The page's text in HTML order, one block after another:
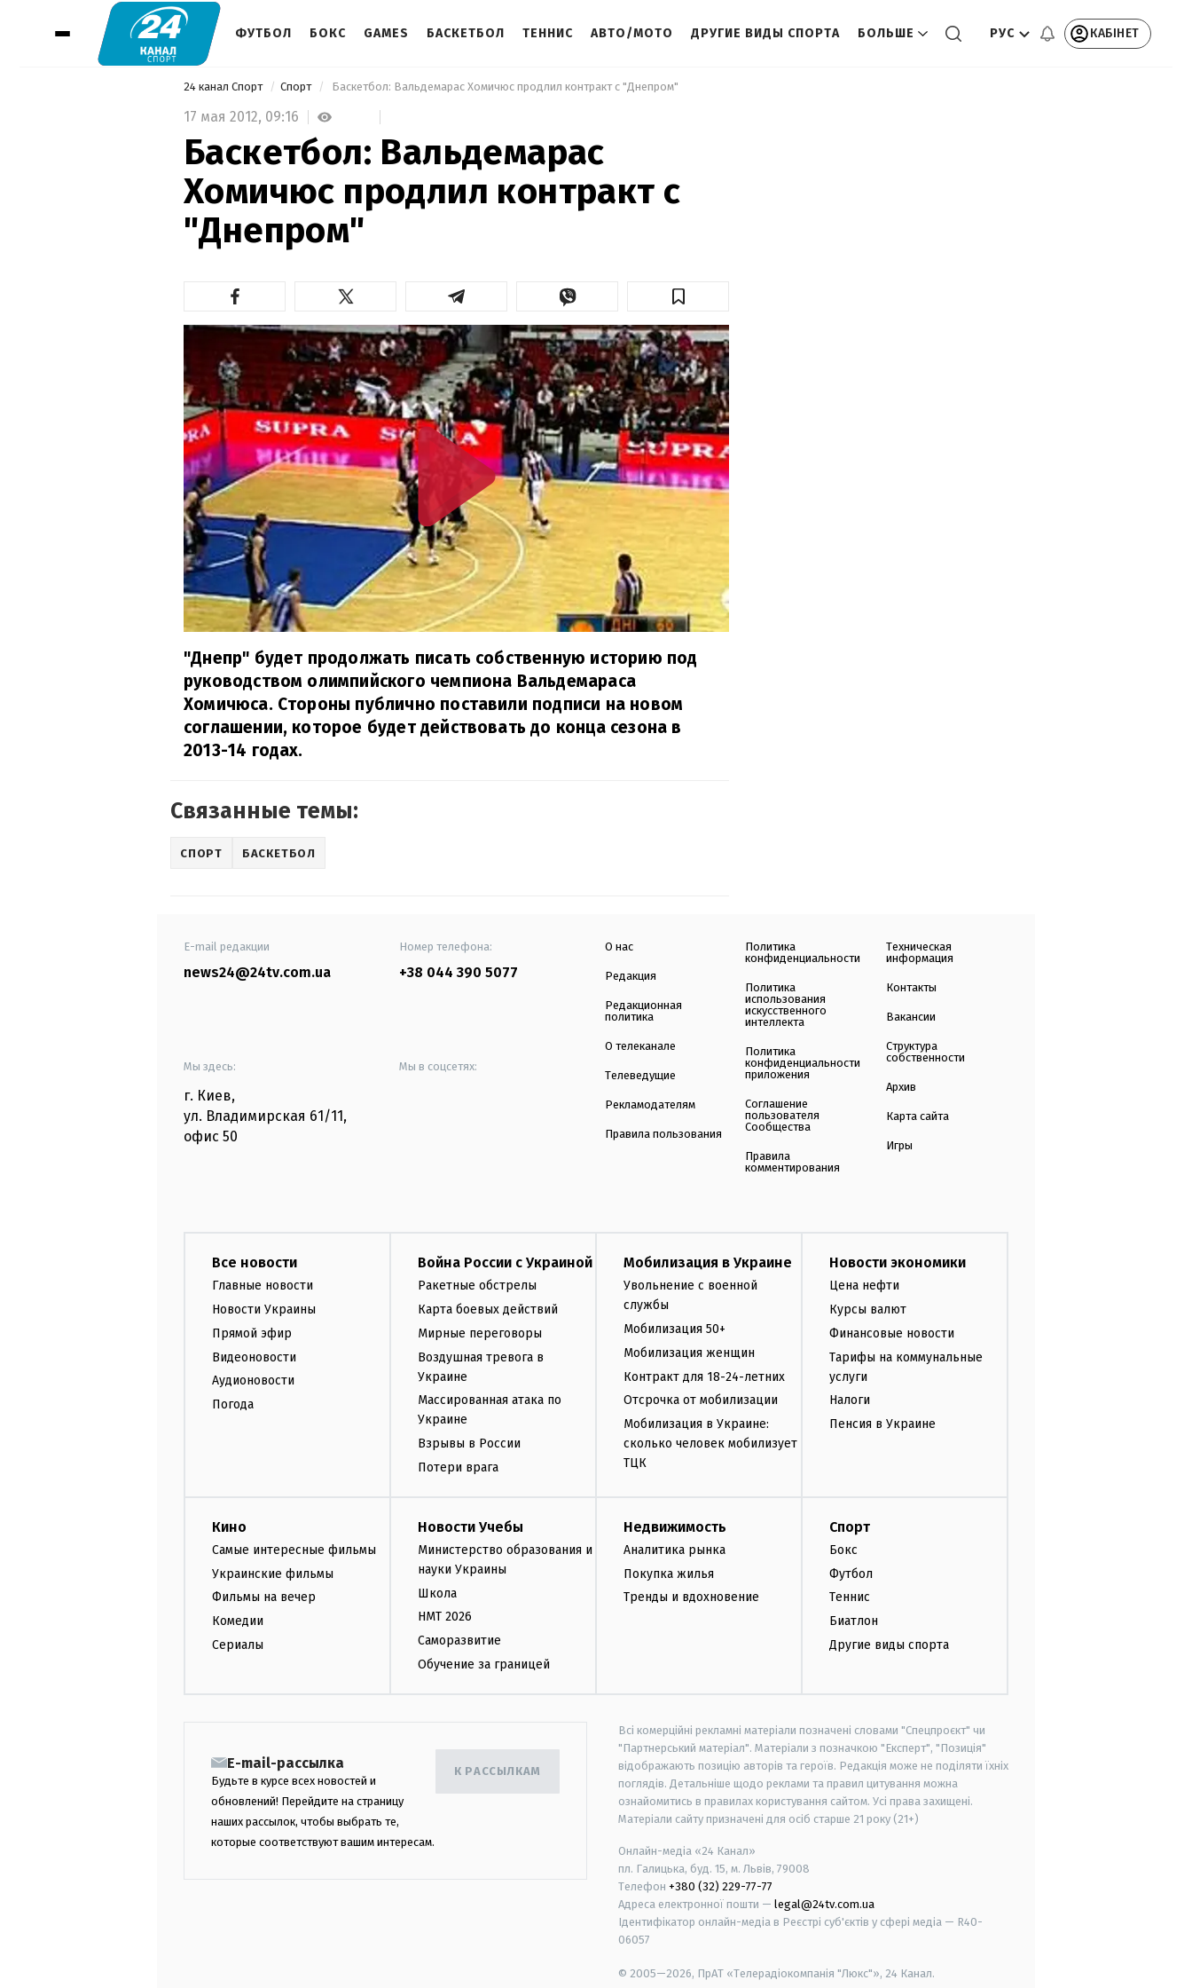
ФУТБОЛ БОКС GAMES БАСКЕТБОЛ ТЕННИС АВТО/МОТО ДРУГИЕ ВИДЫ СПОРТА БОЛЬШЕ РУС КАБІНЕТ
24 канал Спорт Спорт Баскетбол: Вальдемарас Хомичюс продлил контракт с "Днепром"
17 мая 2012, 09:16
Баскетбол: Вальдемарас
Хомичюс продлил контракт с
"Днепром"
"Днепр" будет продолжать писать собственную историю под
руководством олимпийского чемпиона Вальдемараса
Хомичюса. Стороны публично поставили подписи на новом
соглашении, которое будет действовать до конца сезона в
2013-14 годах.
Связанные темы:
СПОРТ БАСКЕТБОЛ
E-mail редакции
news24@24tv.com.ua
Номер телефона:
+38 044 390 5077
Мы здесь:
г. Киев,
ул. Владимирская 61/11,
офис 50
Мы в соцсетях:
О нас
Редакция
Редакционная
политика
О телеканале
Телеведущие
Рекламодателям
Правила пользования
Политика
конфиденциальности
Политика
использования
искусственного
интеллекта
Политика
конфиденциальности
приложения
Соглашение
пользователя
Сообщества
Правила
комментирования
Техническая
информация
Контакты
Вакансии
Структура
собственности
Архив
Карта сайта
Игры
Все новости
Главные новости
Новости Украины
Прямой эфир
Видеоновости
Аудионовости
Погода
Война России с Украиной
Ракетные обстрелы
Карта боевых действий
Мирные переговоры
Воздушная тревога в
Украине
Массированная атака по
Украине
Взрывы в России
Потери врага
Мобилизация в Украине
Увольнение с военной
службы
Мобилизация 50+
Мобилизация женщин
Контракт для 18-24-летних
Отсрочка от мобилизации
Мобилизация в Украине:
сколько человек мобилизует
ТЦК
Новости экономики
Цена нефти
Курсы валют
Финансовые новости
Тарифы на коммунальные
услуги
Налоги
Пенсия в Украине
Кино
Самые интересные фильмы
Украинские фильмы
Фильмы на вечер
Комедии
Сериалы
Новости Учебы
Министерство образования и
науки Украины
Школа
НМТ 2026
Саморазвитие
Обучение за границей
Недвижимость
Аналитика рынка
Покупка жилья
Тренды и вдохновение
Спорт
Бокс
Футбол
Теннис
Биатлон
Другие виды спорта
E-mail-рассылка
Будьте в курсе всех новостей и
обновлений! Перейдите на страницу
наших рассылок, чтобы выбрать те,
которые соответствуют вашим интересам.
К РАССЫЛКАМ
Всі комерційні рекламні матеріали позначені словами "Спецпроєкт" чи
"Партнерський матеріал". Матеріали з позначкою "Експерт", "Позиція"
відображають позицію авторів та героїв. Редакція може не поділяти їхніх
поглядів. Детальніше щодо реклами та правил цитування можна
ознайомитись в правилах користування сайтом. Усі права захищені.
Матеріали сайту призначені для осіб старше 21 року (21+)
Онлайн-медіа «24 Канал»
пл. Галицька, буд. 15, м. Львів, 79008
Телефон +380 (32) 229-77-77
Адреса електронної пошти — legal@24tv.com.ua
Ідентифікатор онлайн-медіа в Реєстрі суб'єктів у сфері медіа — R40-
06057
© 2005—2026, ПрАТ «Телерадіокомпанія "Люкс"», 24 Канал.